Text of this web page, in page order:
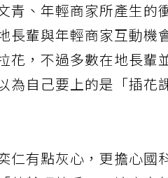
青、年輕商家所產生的
長輩與年輕商家互動機
花，不過多數在地長輩
為自己要上的是「插花
有點灰心，更擔心國